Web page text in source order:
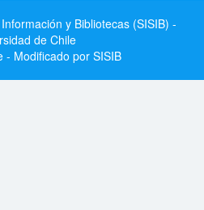
y Bibliotecas (SISIB) -
de Chile
- Modificado por SISIB